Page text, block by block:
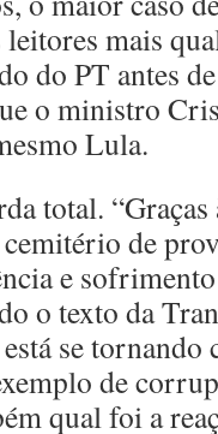
leitores mais
do PT antes
o ministro
Lula.
total.
de
e
o texto da
se tornando
de
qual foi a